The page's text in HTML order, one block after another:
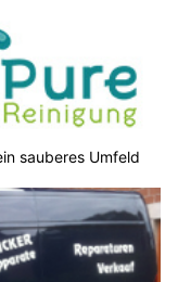
sauberes Umfeld